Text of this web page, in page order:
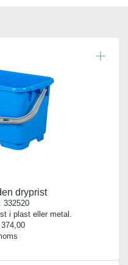
dryprist
332520
i plast eller metal.
374,00